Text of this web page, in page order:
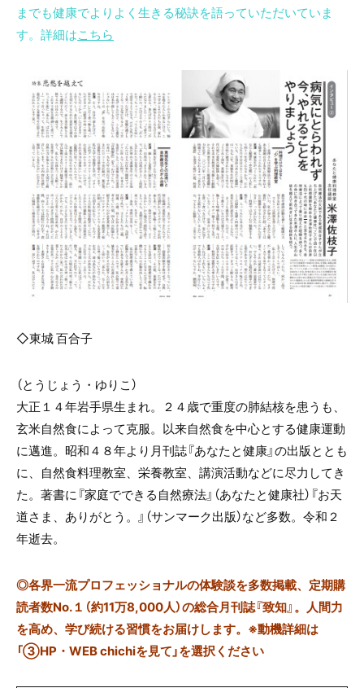
までも健康でよりよく生きる秘訣を語っていただいていま
す。詳細はこちら
◇東城百合子
（とうじょう・ゆりこ）
大正１４年岩手県生まれ。２４歳で重度の肺結核を患うも、
玄米自然食によって克服。以来自然食を中心とする健康運動
に邁進。昭和４８年より月刊誌『あなたと健康』の出版ととも
に、自然食料理教室、栄養教室、講演活動などに尽力してき
た。著書に『家庭でできる自然療法』（あなたと健康社）『お天
道さま、ありがとう。』（サンマーク出版）など多数。令和２
年逝去。
◎各界一流プロフェッショナルの体験談を多数掲載、定期購
読者数No.１（約11万8,000人）の総合月刊誌『致知』。人間力
を高め、学び続ける習慣をお届けします。※動機詳細は
「③HP・WEB chichiを見て」を選択ください